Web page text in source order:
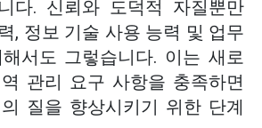
다. 신뢰와 도덕적 자질뿐만
, 정보 기술 사용 능력 및 업무
서도 그렇습니다. 이는 새로
관리 요구 사항을 충족하면
질을 향상시키기 위한 단계